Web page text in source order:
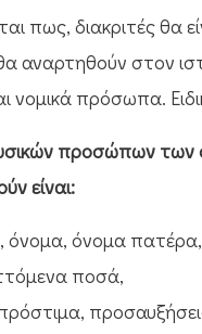
πως, διακριτές θα
αναρτηθούν στον
νομικά πρόσωπα.
προσώπων των
είναι:
όνομα πατέρα,
ποσά,